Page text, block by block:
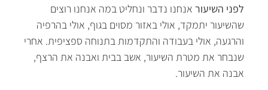
לפני השיעור אנחנו נדבר ונחליט במה אנחנו רוצים
שהשיעור יתמקד, אולי באזור מסוים בגוף, אולי בהרפיה
והרגעה, אולי בעבודה והתקדמות בתנוחה ספציפית. אחרי
שנבחר את מטרת השיעור, אשב בבית ואבנה את הרצף,
אבנה את השיעור.